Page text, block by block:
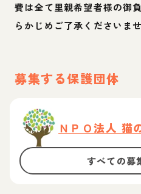
費は全て里親希望者様の御
らかじめご了承くださいませ
募集する保護団体
ＮＰＯ法人 猫
すべての募